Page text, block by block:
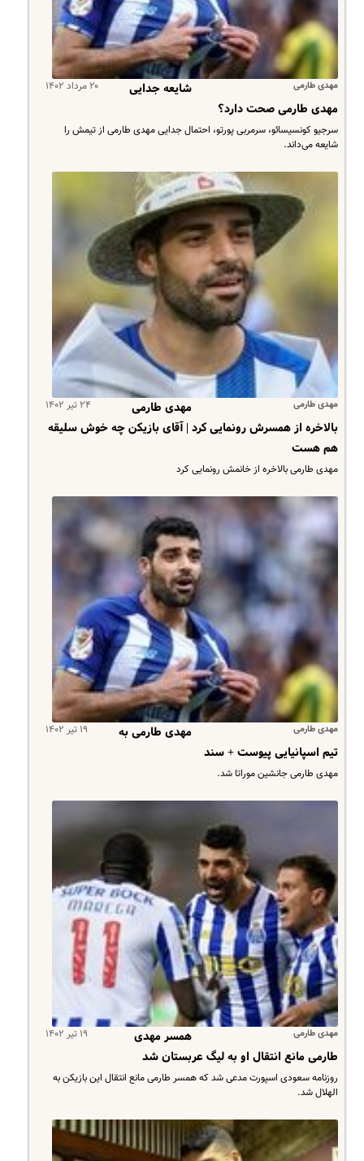
مهدی طارمی ۲۰ مرداد ۱۴۰۲
شایعه جدایی
مهدی طارمی صحت دارد؟
سرجیو کونسیسائو، سرمربی پورتو، احتمال جدایی مهدی طارمی از تیمش را
شایعه می‌داند.
مهدی طارمی ۲۴ تیر ۱۴۰۲
مهدی طارمی
بالاخره از همسرش رونمایی کرد | آقای بازیکن چه خوش سلیقه
هم هست
مهدی طارمی بالاخره از خانمش رونمایی کرد
مهدی طارمی ۱۹ تیر ۱۴۰۲
مهدی طارمی به
تیم اسپانیایی پیوست + سند
مهدی طارمی جانشین موراتا شد.
مهدی طارمی ۱۹ تیر ۱۴۰۲
همسر مهدی
طارمی مانع انتقال او به لیگ عربستان شد
روزنامه سعودی اسپورت مدعی شد که همسر طارمی مانع انتقال این بازیکن به
الهلال شد.